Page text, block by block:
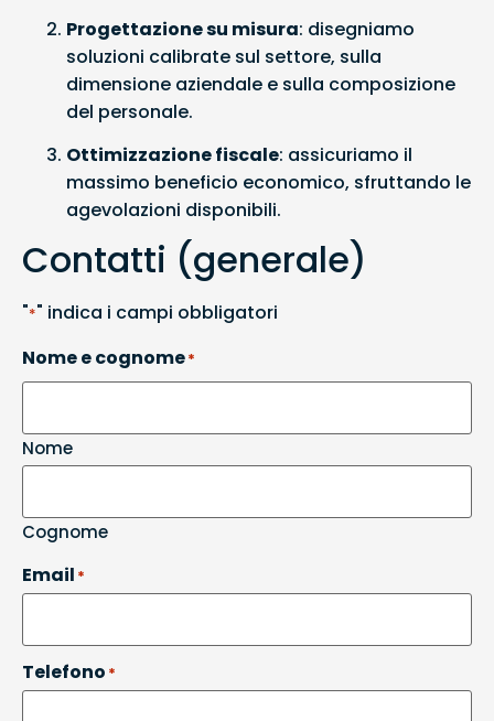
Progettazione su misura: disegniamo
soluzioni calibrate sul settore, sulla
dimensione aziendale e sulla composizione
del personale.
Ottimizzazione fiscale: assicuriamo il
massimo beneficio economico, sfruttando le
agevolazioni disponibili.
Contatti (generale)
"*" indica i campi obbligatori
Nome e cognome*
Nome
Cognome
Email *
Telefono *